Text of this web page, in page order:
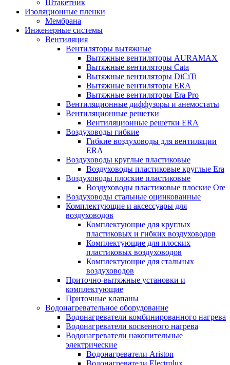
Штакетник
Изоляционные пленки
Мембрана
Инженерные системы
Вентиляция
Вентиляторы вытяжные
Вытяжные вентиляторы AURAMAX
Вытяжные вентиляторы Cata
Вытяжные вентиляторы DiCiTi
Вытяжные вентиляторы ERA
Вытяжные вентиляторы Era Pro
Вентиляционные диффузоры и анемостаты
Вентиляционные решетки
Вентиляционные решетки ERA
Воздуховоды гибкие
Гибкие воздуховоды для вентиляции
ERA
Воздуховоды круглые пластиковые
Воздуховоды пластиковые круглые Era
Воздуховоды плоские пластиковые
Воздуховоды пластиковые плоские Ore
Воздуховоды стальные оцинкованные
Комплектующие и аксессуары для
воздуховодов
Комплектующие для круглых
пластиковых и гибких воздуховодов
Комплектующие для плоских
пластиковых воздуховодов
Комплектующие для стальных
воздуховодов
Приточно-вытяжные установки и
комплектующие
Приточные клапаны
Водонагревательное оборудование
Водонагреватели комбинированного нагрева
Водонагреватели косвенного нагрева
Водонагреватели накопительные
электрические
Водонагреватели Ariston